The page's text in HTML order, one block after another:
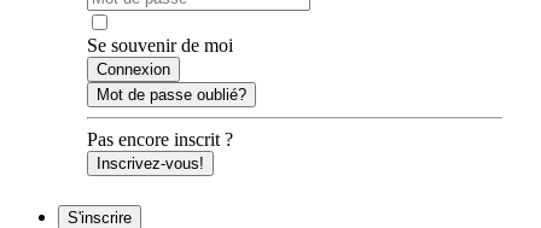
Se souvenir de moi
Mot de passe oublié?
Pas encore inscrit ?
Inscrivez-vous!
S'inscrire